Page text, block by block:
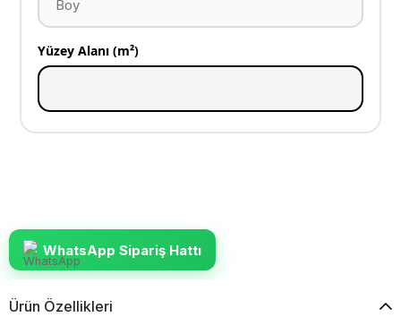
Yüzey Alanı (m²)
WhatsApp Sipariş Hattı
Ürün Özellikleri